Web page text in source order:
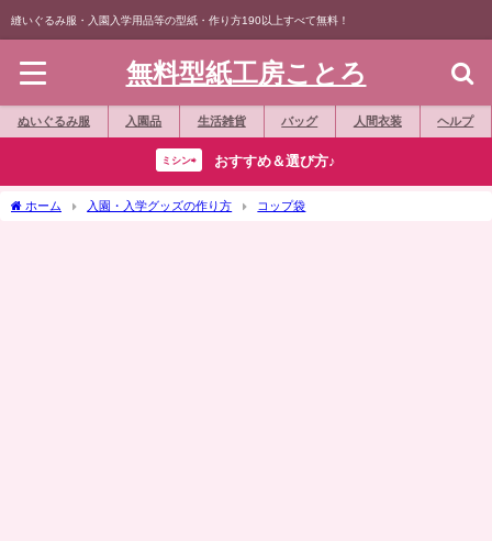
縫いぐるみ服・入園入学用品等の型紙・作り方190以上すべて無料！
無料型紙工房ことろ
ぬいぐるみ服 入園品 生活雑貨 バッグ 人間衣装 ヘルプ
ミシン⇨ おすすめ＆選び方♪
ホーム 入園・入学グッズの作り方 コップ袋